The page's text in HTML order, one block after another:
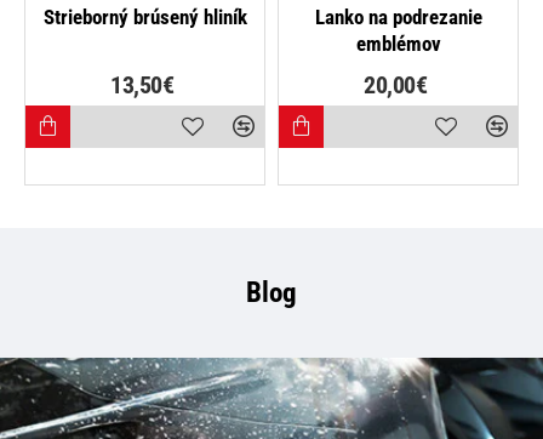
NAJPREDÁVANEJŠIE
Strieborný brúsený hliník
13,50€
Lanko na podrezanie
emblémov
20,00€
Blog